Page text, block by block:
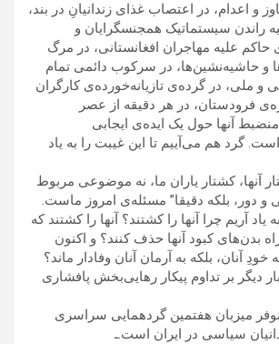
و اعدام، در اعتصاب غذای زندانیانِ در بند،
راندن سیستماتیک همجنسگرایان و
حاکم علیه مهاجران افغانستانی، در مرگ
و حاشیه‌نشین‌ها، در سرکوب دائمی تمام
و ملی، در گرده‌ی تازیانه‌خورده‌ی کارگران
فرودستان، در هر دقیقه از عصر
آنها حول یک ایده‌ی ایجابی
گرد هم می‌آییم تا این غیبت را به یاد
آنها، کشتار یاران ما، نه موضوعی مربوط
و دور، بلکه دقیقا” مسئله‌ی امروز ماست.
یاد آریم چرا آنها را کشتند؟ آنها را کشتند که
بدن‌های کبود آنها حذف کنند؟ و اکنون
خودِ آنان، بلکه به آرمان آنان وفادار ماند؟
دیگر بر تداوم پیکار رهایی‌بخش پافشاری
میزبان هفتمین گردهمایی سراسری
سیاسی در ایران است.ـ